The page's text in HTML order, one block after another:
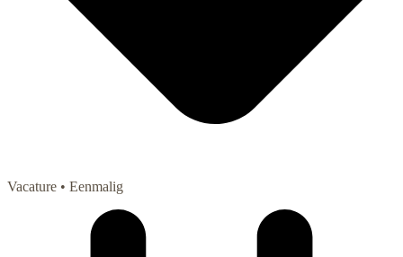
Vacature • Eenmalig